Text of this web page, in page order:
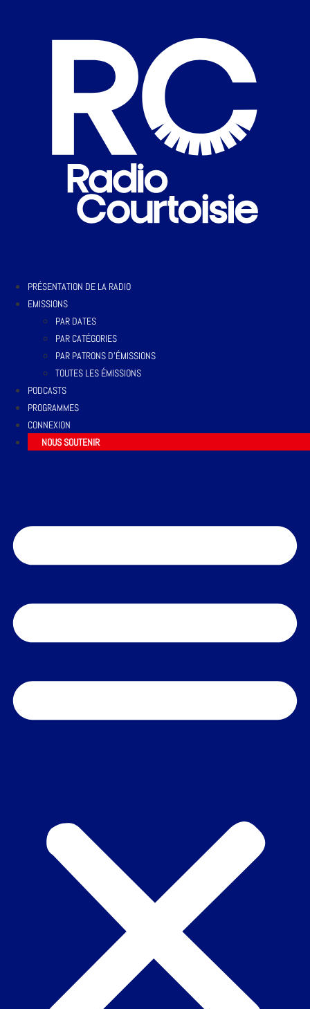
PRÉSENTATION DE LA RADIO
EMISSIONS
PAR DATES
PAR CATÉGORIES
PAR PATRONS D’ÉMISSIONS
TOUTES LES ÉMISSIONS
PODCASTS
PROGRAMMES
CONNEXION
NOUS SOUTENIR